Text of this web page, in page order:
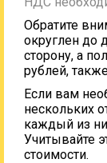
Обратите
округлен до
сторону, а
рублей,
Если вам
нескольких
каждый из
Учитывайте
стоимости.